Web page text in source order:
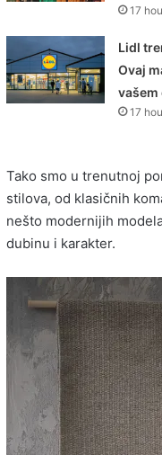
17
Lidl
Ovaj
vašem
17
Tako smo u trenutnoj
stilova, od klasičnih
nešto modernijih
dubinu i karakter.